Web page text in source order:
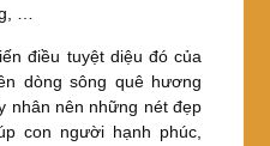
…
điều tuyệt diệu đó của
dòng sông quê hương
nhân nên những nét đẹp
con người hạnh phúc,